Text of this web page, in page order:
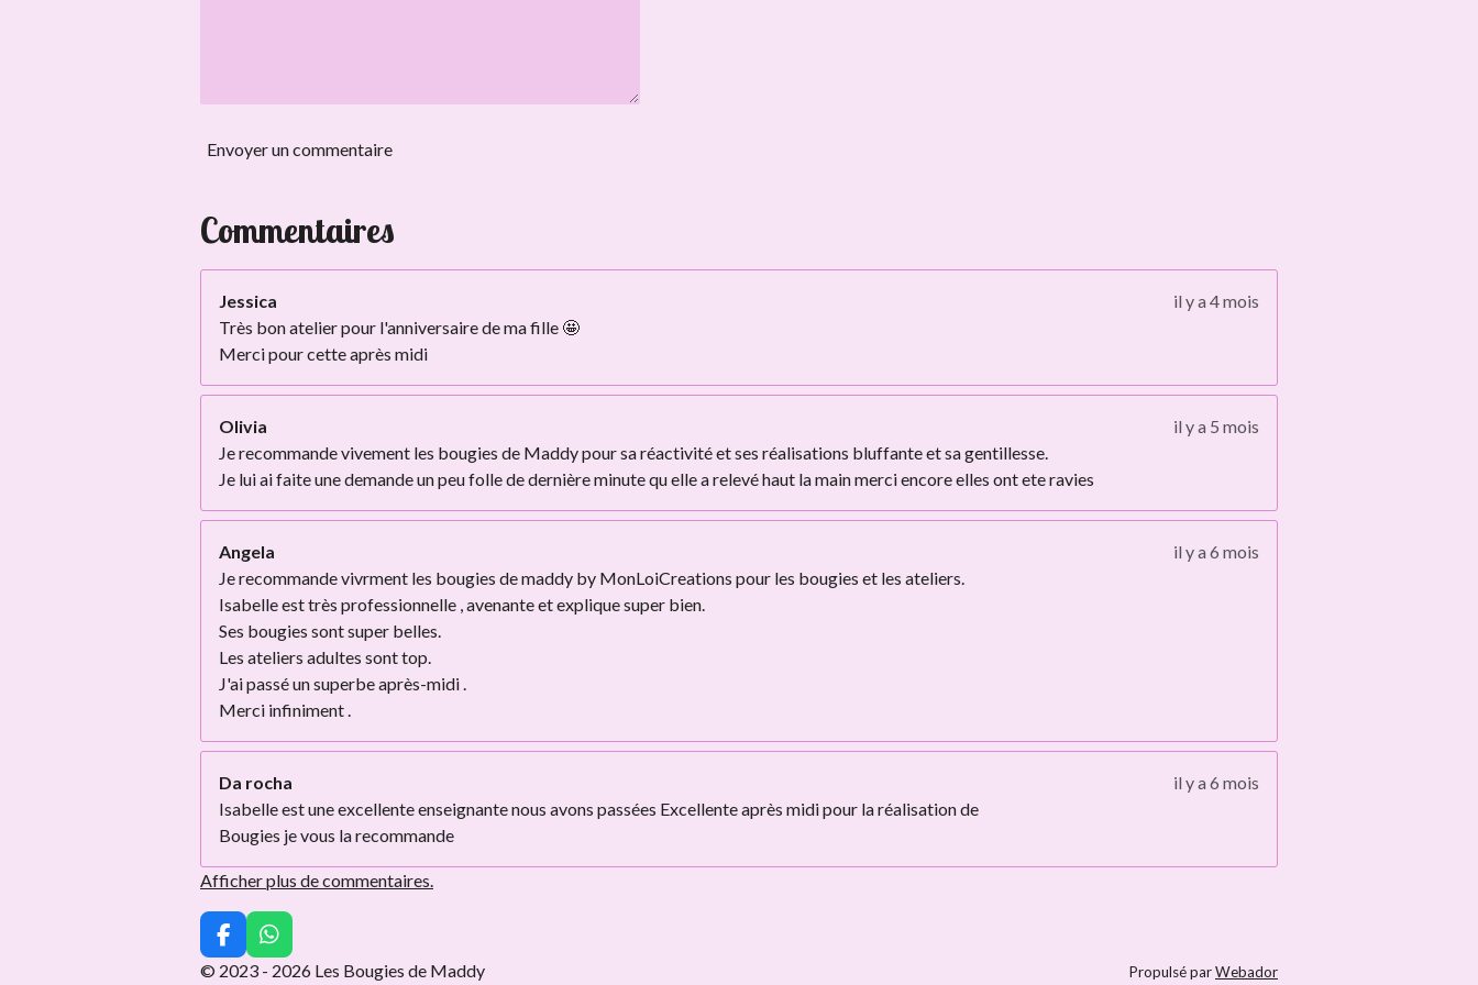
Envoyer un commentaire
Commentaires
Jessica
il y a 4 mois
Très bon atelier pour l'anniversaire de ma fille 🤩
Merci pour cette après midi
Olivia
il y a 5 mois
Je recommande vivement les bougies de Maddy pour sa réactivité et ses réalisations bluffante et sa gentillesse.
Je lui ai faite une demande un peu folle de dernière minute qu elle a relevé haut la main merci encore elles ont ete ravies
Angela
il y a 6 mois
Je recommande vivrment les bougies de maddy by MonLoiCreations pour les bougies et les ateliers.
Isabelle est très professionnelle , avenante et explique super bien.
Ses bougies sont super belles.
Les ateliers adultes sont top.
J'ai passé un superbe après-midi .
Merci infiniment .
Da rocha
il y a 6 mois
Isabelle est une excellente enseignante nous avons passées Excellente après midi pour la réalisation de
Bougies je vous la recommande
Afficher plus de commentaires.
F
a
W
h
© 2023 - 2026 Les Bougies de Maddy Propulsé parWebador